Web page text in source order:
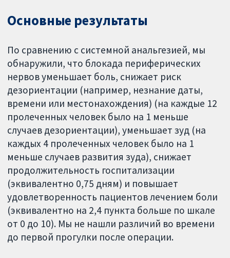
Основные результаты
По сравнению с системной анальгезией, мы
обнаружили, что блокада периферических
нервов уменьшает боль, снижает риск
дезориентации (например, незнание даты,
времени или местонахождения) (на каждые 12
пролеченных человек было на 1 меньше
случаев дезориентации), уменьшает зуд (на
каждых 4 пролеченных человек было на 1
меньше случаев развития зуда), снижает
продолжительность госпитализации
(эквивалентно 0,75 дням) и повышает
удовлетворенность пациентов лечением боли
(эквивалентно на 2,4 пункта больше по шкале
от 0 до 10). Мы не нашли различий во времени
до первой прогулки после операции.